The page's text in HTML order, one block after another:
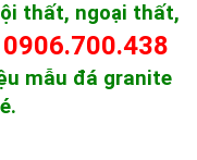
thất, ngoại thất,
0906.700.438
mẫu đá granite